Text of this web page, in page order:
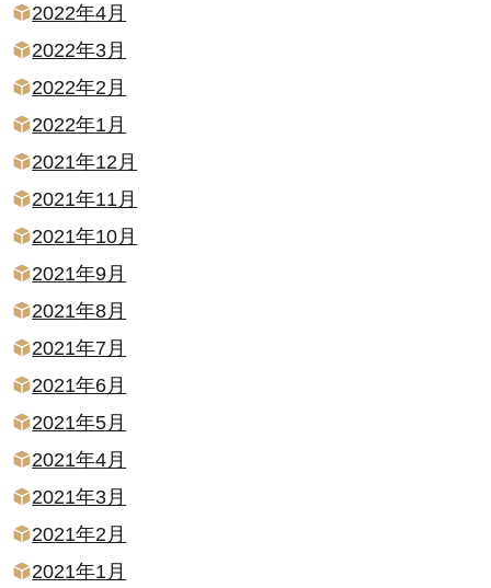
2022年4月
2022年3月
2022年2月
2022年1月
2021年12月
2021年11月
2021年10月
2021年9月
2021年8月
2021年7月
2021年6月
2021年5月
2021年4月
2021年3月
2021年2月
2021年1月